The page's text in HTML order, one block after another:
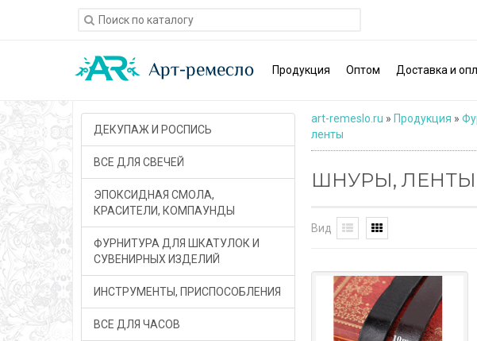
Продукция Оптом Доставка и
ДЕКУПАЖ И РОСПИСЬ
ВСЕ ДЛЯ СВЕЧЕЙ
ЭПОКСИДНАЯ СМОЛА,
КРАСИТЕЛИ, КОМПАУНДЫ
ФУРНИТУРА ДЛЯ ШКАТУЛОК И
СУВЕНИРНЫХ ИЗДЕЛИЙ
ИНСТРУМЕНТЫ, ПРИСПОСОБЛЕНИЯ
ВСЕ ДЛЯ ЧАСОВ
art-remeslo.ru » Продукция »
ленты
ШНУРЫ, ЛЕНТЫ
Вид